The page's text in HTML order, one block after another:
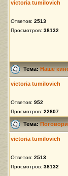
victoria tumilovich
Ответов: 2513
Просмотров: 38132
Тема:Наше
victoria tumilovich
Ответов: 952
Просмотров: 22807
Тема:
victoria tumilovich
Ответов: 2513
Просмотров: 38132